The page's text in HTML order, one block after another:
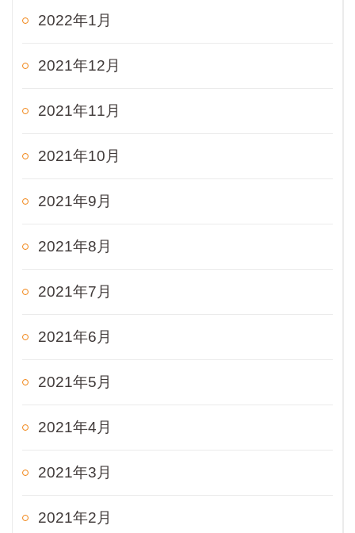
2022年1月
2021年12月
2021年11月
2021年10月
2021年9月
2021年8月
2021年7月
2021年6月
2021年5月
2021年4月
2021年3月
2021年2月